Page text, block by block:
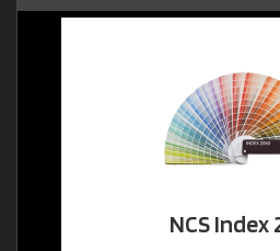
NCS Index